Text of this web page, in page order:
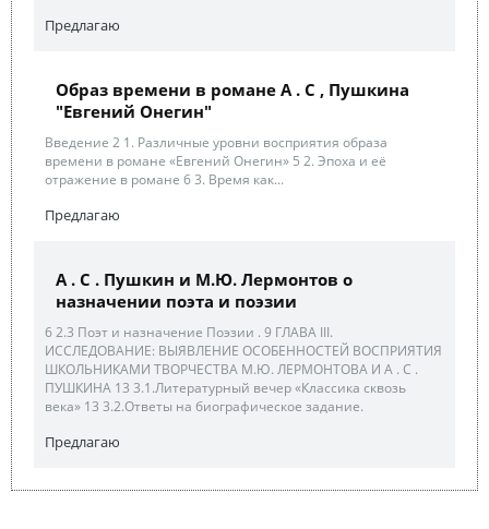
Предлагаю
Образ времени в романе А . С , Пушкина
"Евгений Онегин"
Введение 2 1. Различные уровни восприятия образа
времени в романе «Евгений Онегин» 5 2. Эпоха и её
отражение в романе 6 3. Время как...
Предлагаю
А . С . Пушкин и М.Ю. Лермонтов о
назначении поэта и поэзии
6 2.3 Поэт и назначение Поэзии . 9 ГЛАВА III.
ИССЛЕДОВАНИЕ: ВЫЯВЛЕНИЕ ОСОБЕННОСТЕЙ ВОСПРИЯТИЯ
ШКОЛЬНИКАМИ ТВОРЧЕСТВА М.Ю. ЛЕРМОНТОВА И А . С .
ПУШКИНА 13 3.1.Литературный вечер «Классика сквозь
века» 13 3.2.Ответы на биографическое задание.
Предлагаю